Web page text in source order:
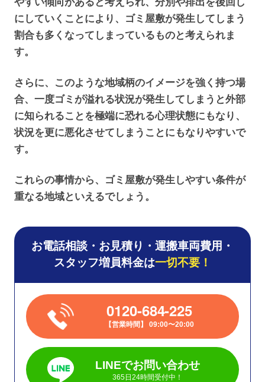
にしていくことにより、ゴミ屋敷が発生してしまう
割合も多くなってしまっているものと考えられま
す。
さらに、このような地域柄のイメージを強く持つ場
合、一度ゴミが溢れる状況が発生してしまうと外部
に知られることを極端に恐れる心理状態にもなり、
状況を更に悪化させてしまうことにもなりやすいで
す。
これらの事情から、ゴミ屋敷が発生しやすい条件が
重なる地域といえるでしょう。
お電話相談・お見積り・運搬車両費用・
スタッフ増員料金は一切不要！
0120-684-225
営業時間 09:00〜20:00
LINEでお問い合わせ
365日24時間受付中！